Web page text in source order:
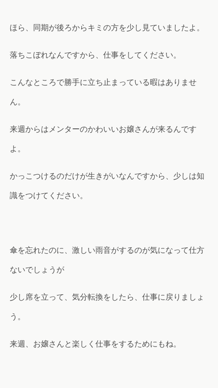
ほら、同期が後ろからキミの方を少し見ていましたよ。
落ちこぼれなんですから、仕事をしてください。
こんなところで勝手に立ち止まっている暇はありませ
ん。
来週からはメンターのかわいいお嬢さんが来るんです
よ。
かっこつけるのだけが生きがいなんですから、少しは知
識をつけてください。
傘を忘れたのに、激しい雨音がするのが気になって仕方
ないでしょうが
少し席を立って、気分転換をしたら、仕事に戻りましょ
う。
来週、お嬢さんと楽しく仕事をするためにもね。